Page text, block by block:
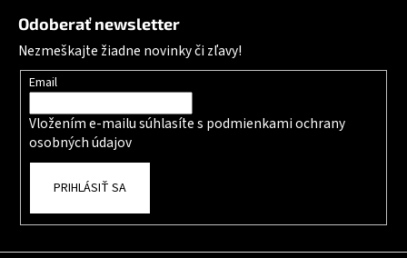
Odoberať newsletter
Nezmeškajte žiadne novinky či zľavy!
Email
Vložením e-mailu súhlasíte s podmienkami ochrany
osobných údajov
PRIHLÁSIŤ SA